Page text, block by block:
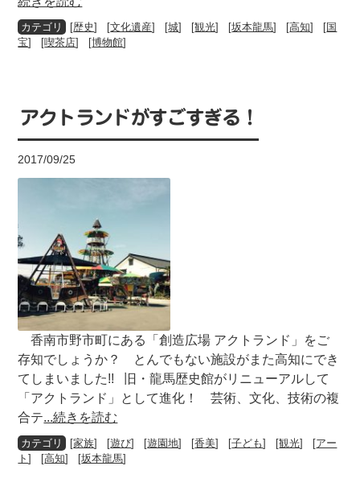
[歴史] [文化遺産] [城] [観光] [坂本龍馬] [高知] [国
宝] [喫茶店] [博物館]
アクトランドがすごすぎる！
2017/09/25
香南市野市町にある「創造広場 アクトランド」をご
存知でしょうか？ とんでもない施設がまた高知にでき
てしまいました!! 旧・龍馬歴史館がリニューアルして
「アクトランド」として進化！ 芸術、文化、技術の複
合テ...続きを読む
[家族] [遊び] [遊園地] [香美] [子ども] [観光] [アー
ト] [高知] [坂本龍馬]